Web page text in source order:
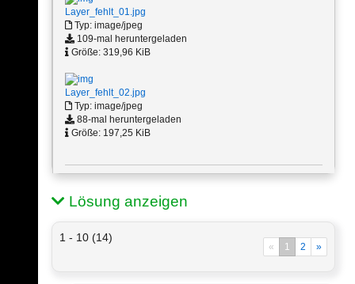
Layer_fehlt_01.jpg
Typ: image/jpeg
109-mal heruntergeladen
Größe: 319,96 KiB
Layer_fehlt_02.jpg
Typ: image/jpeg
88-mal heruntergeladen
Größe: 197,25 KiB
Lösung anzeigen
1 - 10 (14)
« 1 2 »